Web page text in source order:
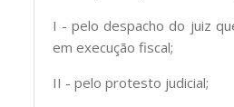
I - pelo despacho do juiz
em execução fiscal;
II - pelo protesto judicial;